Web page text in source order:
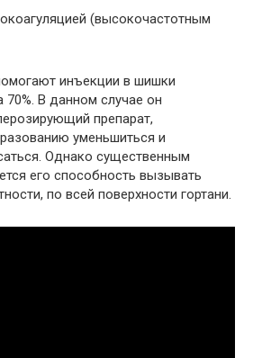
(высокочастотным
инъекции в шишки
70%. В данном случае он
препарат,
уменьшиться и
Однако существенным
его способность вызывать
по всей поверхности гортани.